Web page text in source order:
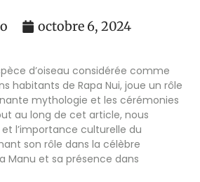
octobre 6, 2024
d’oiseau considérée comme
habitants de Rapa Nui, joue un rôle
mythologie et les cérémonies
au long de cet article, nous
et l’importance culturelle du
son rôle dans la célèbre
Manu et sa présence dans